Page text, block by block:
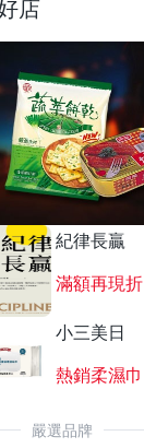
店
紀律長贏
滿額再現折
小三美日
熱銷柔濕巾
嚴選品牌